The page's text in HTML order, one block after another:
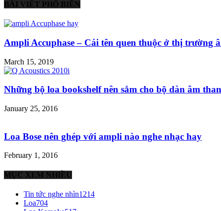
BÀI VIẾT PHỔ BIẾN
Ampli Accuphase – Cái tên quen thuộc ở thị trường
March 15, 2019
Những bộ loa bookshelf nên sắm cho bộ dàn âm
January 25, 2016
Loa Bose nên ghép với ampli nào nghe nhạc hay
February 1, 2016
MỤC XEM NHIỀU
Tin tức nghe nhìn1214
Loa704